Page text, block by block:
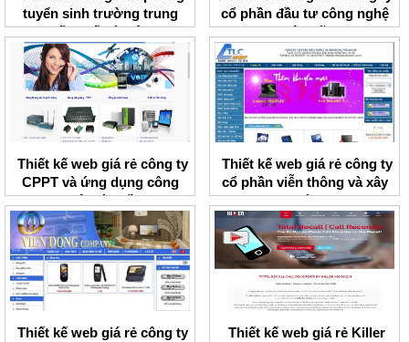
tuyển sinh trường trung
cấp y tế Hà Nội
cổ phần đầu tư công nghệ
Việt Mỹ
Thiết kế web giá rẻ công ty
CPPT và ứng dụng công
nghệ toàn cầu
Thiết kế web giá rẻ công ty
cổ phần viễn thông và xây
dựng Thành Lợi
Thiết kế web giá rẻ công ty
Thiết kế web giá rẻ Killer